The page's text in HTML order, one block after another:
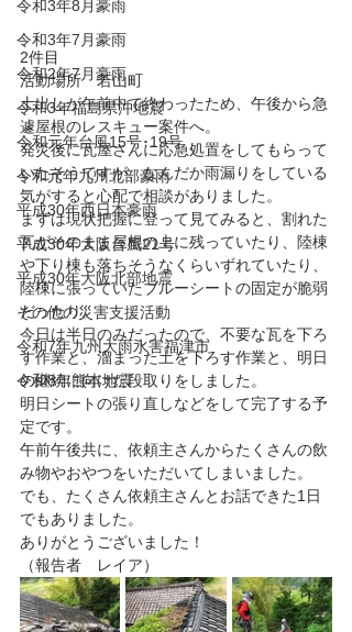
令和3年8月豪雨
令和3年7月豪雨
令和2年7月豪雨
令和3年福島県沖地震
令和元年台風15号･19号
令和元年九州北部豪雨
平成30年西日本豪雨
平成30年大阪台風21号
平成30年大阪北部地震
その他の災害支援活動
令和7年九州大雨水害福津市
令和8年熊本地震
2件目
活動場所　若山町
土出しが午前中で終わったため、午後から急
遽屋根のレスキュー案件へ。
発災後に瓦屋さんに応急処置をしてもらって
いたそうですが、なんだか雨漏りをしている
気がすると心配で相談がありました。
まずは現状把握に登って見てみると、割れた
瓦がそのまま屋根の上に残っていたり、陸棟
や下り棟も落ちそうなくらいずれていたり、
陸棟に張っていたブルーシートの固定が脆弱
だったり。
今日は半日のみだったので、不要な瓦を下ろ
す作業と、溜まった土を下ろす作業と、明日
の継続に向けた段取りをしました。
明日シートの張り直しなどをして完了する予
定です。
午前午後共に、依頼主さんからたくさんの飲
み物やおやつをいただいてしまいました。
でも、たくさん依頼主さんとお話できた1日
でもありました。
ありがとうございました！
（報告者　レイア）